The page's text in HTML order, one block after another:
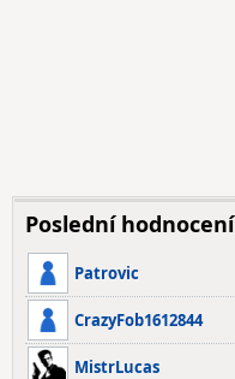
Poslední hodnocení
Patrovic
CrazyFob1612844
MistrLucas